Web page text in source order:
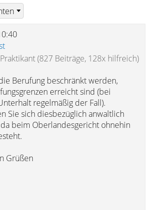
Praktikant(827 Beiträge, 128x hilfreich)
Berufung beschränkt werden,
erreicht sind (bei
regelmäßig der Fall).
Sie sich diesbezüglich anwaltlich
beim Oberlandesgericht ohnehin
Grüßen